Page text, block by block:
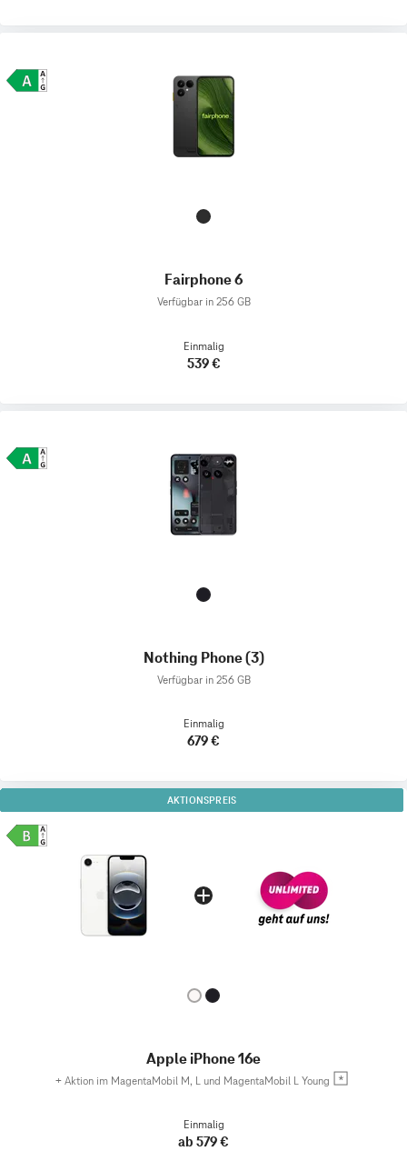
Fairphone 6
Verfügbar in 256 GB
Einmalig
539 €
Nothing Phone (3)
Verfügbar in 256 GB
Einmalig
679 €
AKTIONSPREIS
Apple iPhone 16e
+ Aktion im MagentaMobil M, L und MagentaMobil L Young
Einmalig
ab 579 €